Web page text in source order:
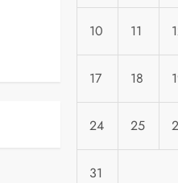
10 11
17 18
24 25
31